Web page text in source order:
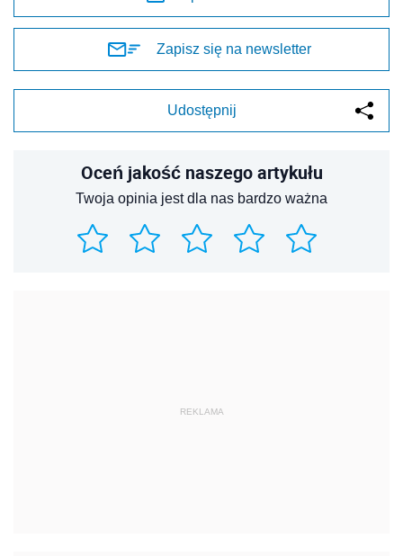
Zapisz się na newsletter
Udostępnij
Oceń jakość naszego artykułu
Twoja opinia jest dla nas bardzo ważna
REKLAMA